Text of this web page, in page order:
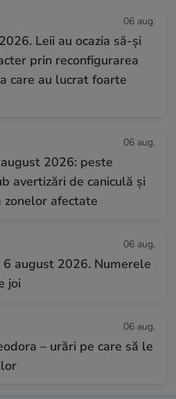
06 aug.
Leii au ocazia să-și
prin reconfigurarea
care au lucrat foarte
06 aug.
2026: peste
avertizări de caniculă și
afectate
06 aug.
august 2026. Numerele
joi
06 aug.
– urări pe care să le